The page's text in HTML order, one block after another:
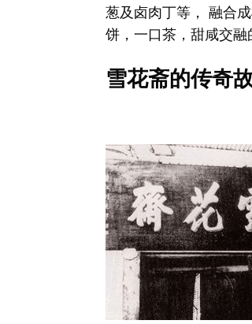
葱及卤肉丁等， 融合
饼，一口茶，甜咸交融
雪花斋的传奇